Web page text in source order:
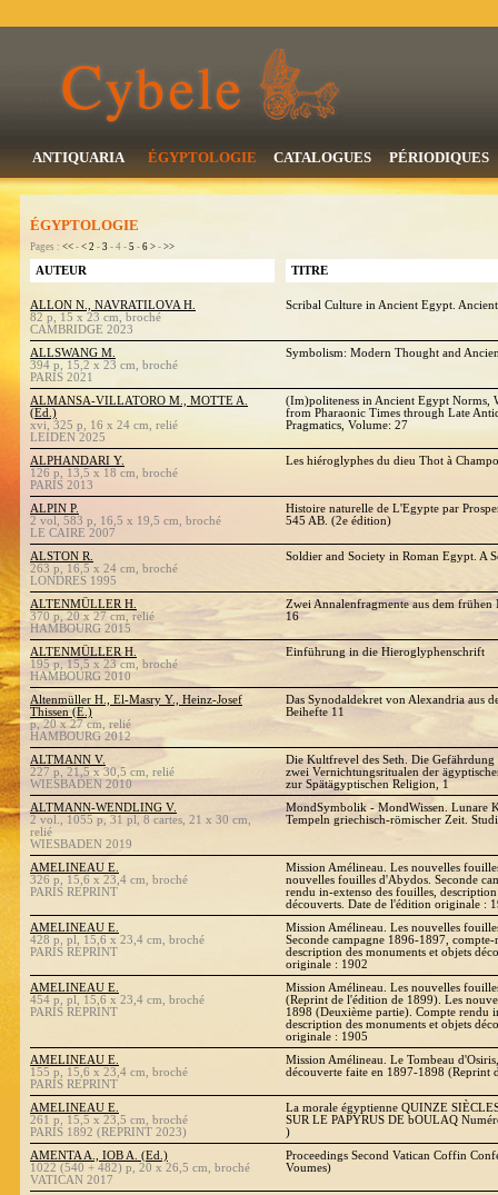
ANTIQUARIA ÉGYPTOLOGIE CATALOGUES PÉRIODIQUES
ÉGYPTOLOGIE
Pages : << - < 2 - 3 - 4 - 5 - 6 > - >>
AUTEUR TITRE
ALLON N., NAVRATILOVA H.
82 p, 15 x 23 cm, broché
CAMBRIDGE 2023
Scribal Culture in Ancient Egypt.
ALLSWANG M.
394 p, 15,2 x 23 cm, broché
PARIS 2021
Symbolism: Modern Thought and
ALMANSA-VILLATORO M., MOTTE A.
(Ed.)
xvi, 325 p, 16 x 24 cm, relié
LEIDEN 2025
(Im)politeness in Ancient Egypt Norms,
from Pharaonic Times through Late
Pragmatics, Volume: 27
ALPHANDARI Y.
126 p, 13,5 x 18 cm, broché
PARIS 2013
Les hiéroglyphes du dieu Thot à
ALPIN P.
2 vol, 583 p, 16,5 x 19,5 cm, broché
LE CAIRE 2007
Histoire naturelle de L'Egypte par
545 AB. (2e édition)
ALSTON R.
263 p, 16,5 x 24 cm, broché
LONDRES 1995
Soldier and Society in Roman Egypt. A
ALTENMÜLLER H.
370 p, 20 x 27 cm, relié
HAMBOURG 2015
Zwei Annalenfragmente aus dem
16
ALTENMÜLLER H.
195 p, 15,5 x 23 cm, broché
HAMBOURG 2010
Einführung in die Hieroglyphenschrift
Altenmüller H., El-Masry Y., Heinz-Josef
Thissen (E.)
p, 20 x 27 cm, relié
HAMBOURG 2012
Das Synodaldekret von Alexandria aus
Beihefte 11
ALTMANN V.
227 p, 21,5 x 30,5 cm, relié
WIESBADEN 2010
Die Kultfrevel des Seth. Die
zwei Vernichtungsritualen der
zur Spätägyptischen Religion, 1
ALTMANN-WENDLING V.
2 vol., 1055 p, 31 pl, 8 cartes, 21 x 30 cm,
relié
WIESBADEN 2019
MondSymbolik - MondWissen. Lunare
Tempeln griechisch-römischer Zeit.
AMELINEAU E.
326 p, 15,6 x 23,4 cm, broché
PARIS REPRINT
Mission Amélineau. Les nouvelles
nouvelles fouilles d'Abydos. Seconde
rendu in-extenso des fouilles,
découverts. Date de l'édition originale :
AMELINEAU E.
428 p, pl, 15,6 x 23,4 cm, broché
PARIS REPRINT
Mission Amélineau. Les nouvelles
Seconde campagne 1896-1897,
description des monuments et objets
originale : 1902
AMELINEAU E.
454 p, pl, 15,6 x 23,4 cm, broché
PARIS REPRINT
Mission Amélineau. Les nouvelles
(Reprint de l'édition de 1899). Les
1898 (Deuxième partie). Compte rendu
description des monuments et objets
originale : 1905
AMELINEAU E.
155 p, 15,6 x 23,4 cm, broché
PARIS REPRINT
Mission Amélineau. Le Tombeau
découverte faite en 1897-1898 (Reprint
AMELINEAU E.
261 p, 15,5 x 23,5 cm, broché
PARIS 1892 (REPRINT 2023)
La morale égyptienne QUINZE
SUR LE PAPYRUS DE bOULAQ
)
AMENTA A., IOB A. (Ed.)
1022 (540 + 482) p, 20 x 26,5 cm, broché
VATICAN 2017
Proceedings Second Vatican Coffin
Voumes)